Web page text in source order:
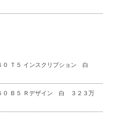
０ Ｔ５ インスクリプション 白
０ Ｂ５ Ｒデザイン 白 ３２３万